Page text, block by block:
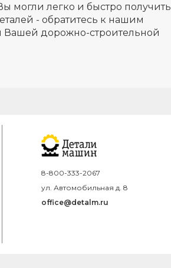
могли легко и быстро получить
- обратитесь к нашим
Вашей дорожно-строительной
8-800-333-2067
ул. Автомобильная д. 8
office@detalm.ru